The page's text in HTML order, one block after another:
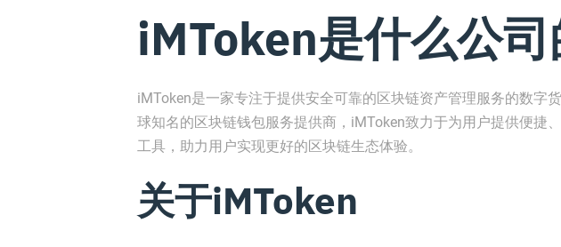
iMToken是什么公司
iMToken是一家专注于提供安全可靠的区块链资产管理服务的数字
球知名的区块链钱包服务提供商，iMToken致力于为用户提供便捷
工具，助力用户实现更好的区块链生态体验。
关于iMToken